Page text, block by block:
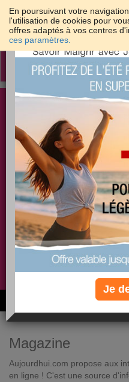
En poursuivant votre
l'utilisation de cookies pour
offres adaptés à vos centres
ces paramètres.
Toggle
Les meilleures
dans
PLUS
EFFICACE
Non, je
6M de personnes ont
Magazine
Aujourdhui.com propose aux
en ligne ! C'est une source
Je